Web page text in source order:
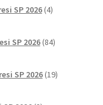
SP 2026 4izdelki
SP 2026 84izdelkov
SP 2026 19izdelkov